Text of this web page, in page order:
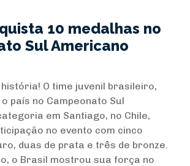
10 medalhas no
Sul Americano
O time juvenil brasileiro,
país no Campeonato Sul
em Santiago, no Chile,
no evento com cinco
duas de prata e três de bronze.
o Brasil mostrou sua força no